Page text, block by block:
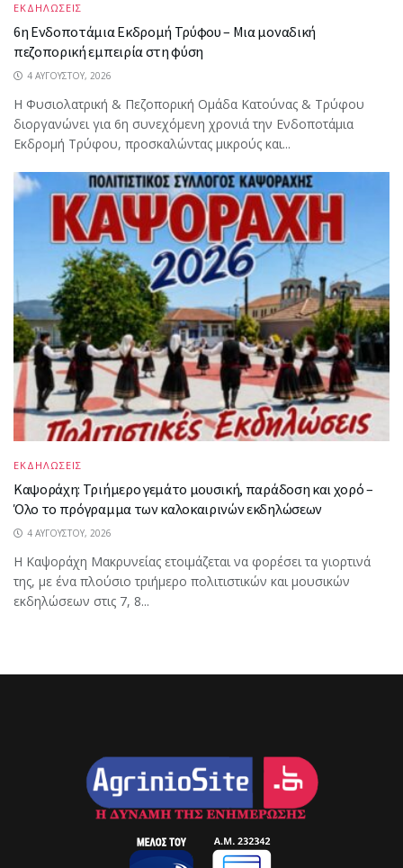
ΕΚΔΗΛΩΣΕΙΣ
6η Ενδοποτάμια Εκδρομή Τρύφου – Μια μοναδική
πεζοπορική εμπειρία στη φύση
4 ΑΥΓΟΎΣΤΟΥ, 2026
Η Φυσιολατρική & Πεζοπορική Ομάδα Κατούνας & Τρύφου
διοργανώνει για 6η συνεχόμενη χρονιά την Ενδοποτάμια
Εκδρομή Τρύφου, προσκαλώντας μικρούς και...
ΕΚΔΗΛΩΣΕΙΣ
Καψοράχη: Τριήμερο γεμάτο μουσική, παράδοση και χορό –
Όλο το πρόγραμμα των καλοκαιρινών εκδηλώσεων
4 ΑΥΓΟΎΣΤΟΥ, 2026
Η Καψοράχη Μακρυνείας ετοιμάζεται να φορέσει τα γιορτινά
της, με ένα πλούσιο τριήμερο πολιτιστικών και μουσικών
εκδηλώσεων στις 7, 8...